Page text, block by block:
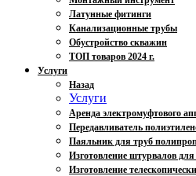
Латунные фитинги
Канализационные трубы
Обустройство скважин
ТОП товаров 2024 г.
Услуги
Назад
Услуги
Аренда электромуфтового
Передавливатель
Паяльник для труб
Изготовление штурвалов
Изготовление